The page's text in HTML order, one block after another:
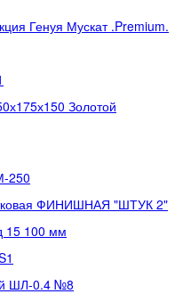
Генуя Мускат .Premium.
Золотой
250
ФИНИШНАЯ "ШТУК 2"
15 100 мм
ШЛ-0.4 №8